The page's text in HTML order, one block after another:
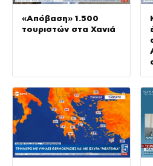
«Απόβαση» 1.500
τουριστών στα Χανιά